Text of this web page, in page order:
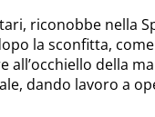
riconobbe nella
la sconfitta,
della
dando lavoro a